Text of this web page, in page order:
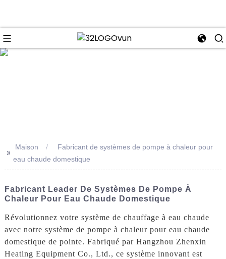
>> Maison
Fabricant de systèmes de pompe à chaleur pour
eau chaude domestique
Fabricant Leader De Systèmes De Pompe À
Chaleur Pour Eau Chaude Domestique
Révolutionnez votre système de chauffage à eau chaude
avec notre système de pompe à chaleur pour eau chaude
domestique de pointe. Fabriqué par Hangzhou Zhenxin
Heating Equipment Co., Ltd., ce système innovant est